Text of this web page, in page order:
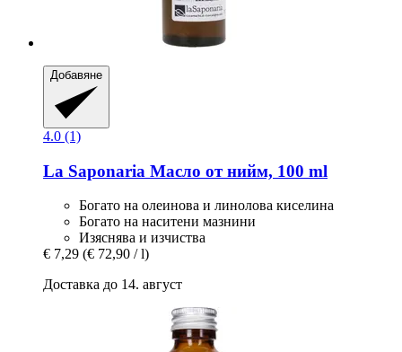
Добавяне
4.0 (1)
La Saponaria Масло от нийм, 100 ml
Богато на олеинова и линолова киселина
Богато на наситени мазнини
Изяснява и изчиства
€ 7,29 (€ 72,90 / l)
Доставка до 14. август